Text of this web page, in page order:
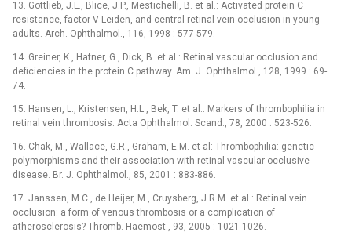
13. Gottlieb, J.L., Blice, J.P., Mestichelli, B. et al.: Activated protein C
resistance, factor V Leiden, and central retinal vein occlusion in young
adults. Arch. Ophthalmol., 116, 1998 : 577-579.
14. Greiner, K., Hafner, G., Dick, B. et al.: Retinal vascular occlusion and
deficiencies in the protein C pathway. Am. J. Ophthalmol., 128, 1999 : 69-
74.
15. Hansen, L., Kristensen, H.L., Bek, T. et al.: Markers of thrombophilia in
retinal vein thrombosis. Acta Ophthalmol. Scand., 78, 2000 : 523-526.
16. Chak, M., Wallace, G.R., Graham, E.M. et al: Thrombophilia: genetic
polymorphisms and their association with retinal vascular occlusive
disease. Br. J. Ophthalmol., 85, 2001 : 883-886.
17. Janssen, M.C., de Heijer, M., Cruysberg, J.R.M. et al.: Retinal vein
occlusion: a form of venous thrombosis or a complication of
atherosclerosis? Thromb. Haemost., 93, 2005 : 1021-1026.